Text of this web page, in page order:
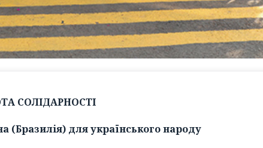
СОЛІДАРНОСТІ
(Бразилія) для українського народу